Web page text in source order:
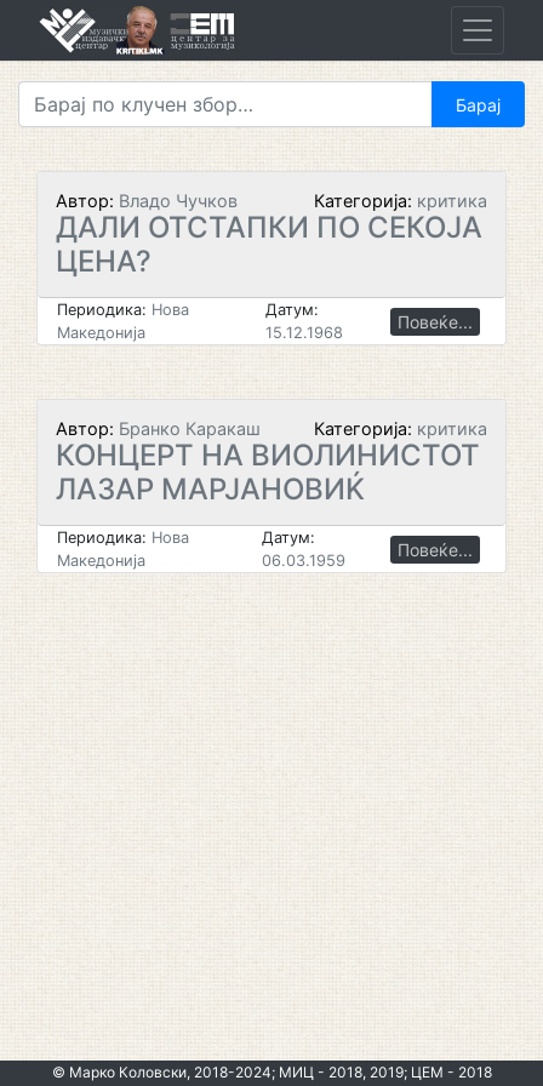
Автор: Владо Чучков Категорија: критика
ДАЛИ ОТСТАПКИ ПО СЕКОЈА
ЦЕНА?
Периодика: Нова
Македонија
Датум:
15.12.1968
Повеќе...
Автор: Бранко Каракаш Категорија: критика
КОНЦЕРТ НА ВИОЛИНИСТОТ
ЛАЗАР МАРЈАНОВИЌ
Периодика: Нова
Македонија
Датум:
06.03.1959
Повеќе...
© Марко Коловски, 2018-2024; МИЦ - 2018, 2019; ЦЕМ - 2018